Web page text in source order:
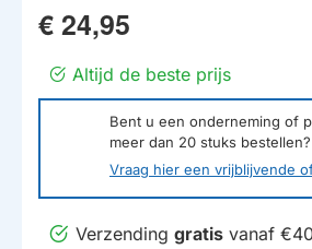
€ 24,95
Altijd de beste prijs
Bent u een onderneming of
meer dan 20 stuks bestellen?
Vraag hier een vrijblijvende
Verzending gratis vanaf